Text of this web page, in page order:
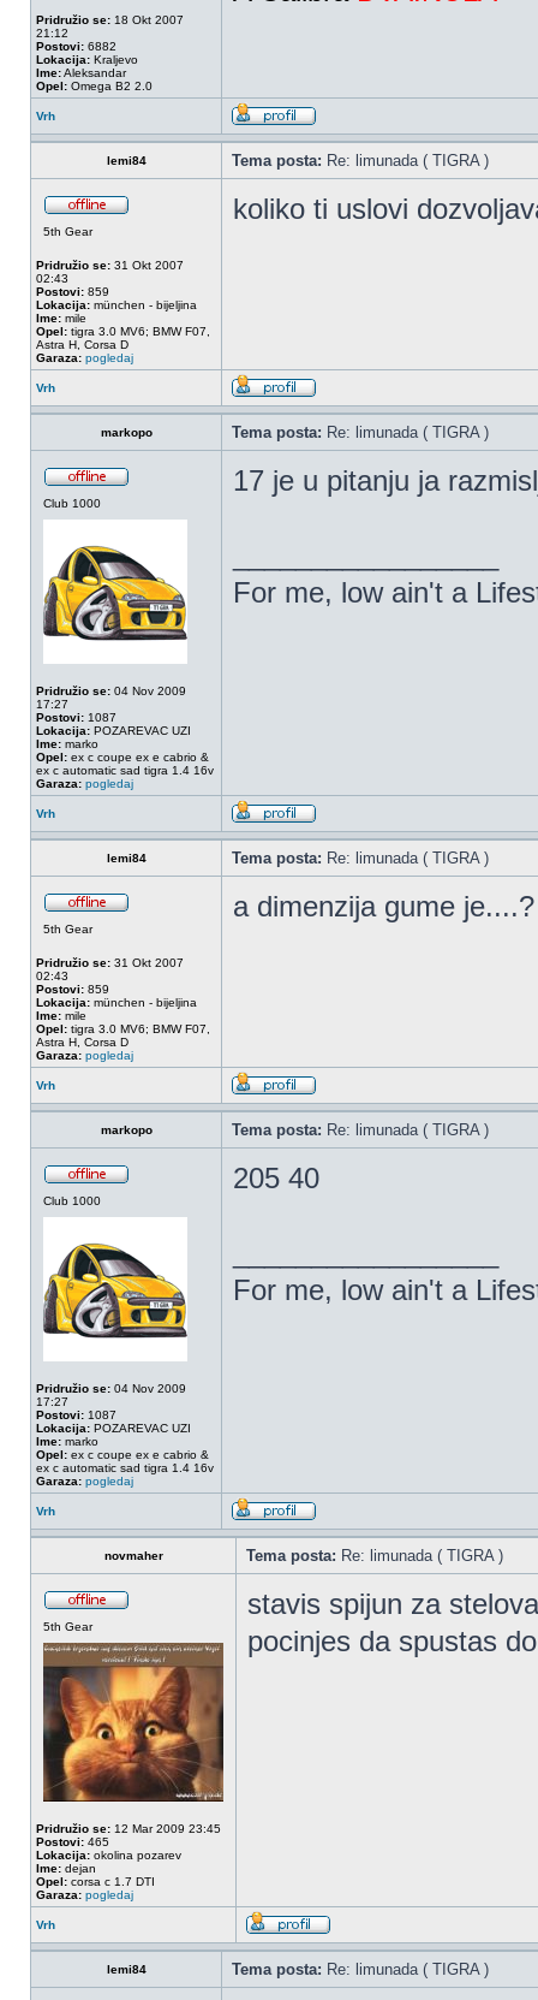
Pridružio se: 18 Okt 2007
21:12
Postovi: 6882
Lokacija: Kraljevo
Ime:Aleksandar
Opel: Omega B2 2.0
Vrh
lemi84 Tema posta: Re: limunada ( TIGRA )
5th Gear
Pridružio se: 31 Okt 2007
02:43
Postovi: 859
Lokacija: münchen - bijeljina
Ime: mile
Opel: tigra 3.0 MV6; BMW F07,
Astra H, Corsa D
Garaza: pogledaj
koliko ti uslovi
Vrh
markopo Tema posta: Re: limunada ( TIGRA )
Club 1000
Pridružio se: 04 Nov 2009
17:27
Postovi: 1087
Lokacija: POZAREVAC UZI
Ime: marko
Opel: ex c coupe ex e cabrio &
ex c automatic sad tigra 1.4 16v
Garaza: pogledaj
17 je u pitanju ja
For me, low ain't a
Vrh
lemi84 Tema posta: Re: limunada ( TIGRA )
5th Gear
Pridružio se: 31 Okt 2007
02:43
Postovi: 859
Lokacija: münchen - bijeljina
Ime: mile
Opel: tigra 3.0 MV6; BMW F07,
Astra H, Corsa D
Garaza: pogledaj
a dimenzija gume je....?
Vrh
markopo Tema posta: Re: limunada ( TIGRA )
Club 1000
Pridružio se: 04 Nov 2009
17:27
Postovi: 1087
Lokacija: POZAREVAC UZI
Ime: marko
Opel: ex c coupe ex e cabrio &
ex c automatic sad tigra 1.4 16v
Garaza: pogledaj
205 40
For me, low ain't a
Vrh
novmaher Tema posta: Re: limunada ( TIGRA )
5th Gear
Pridružio se: 12 Mar 2009 23:45
Postovi: 465
Lokacija: okolina pozarev
Ime: dejan
Opel: corsa c 1.7 DTI
Garaza: pogledaj
stavis spijun za
pocinjes da spustas
Vrh
lemi84 Tema posta: Re: limunada ( TIGRA )